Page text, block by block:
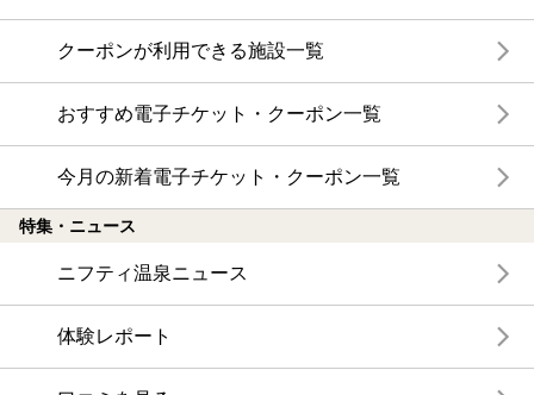
クーポンが利用できる施設一覧
おすすめ電子チケット・クーポン一覧
今月の新着電子チケット・クーポン一覧
特集・ニュース
ニフティ温泉ニュース
体験レポート